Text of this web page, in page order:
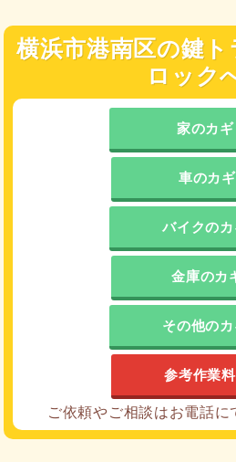
横浜市港南区の鍵
ロック
家のカギ
車のカギ
バイクの
金庫のカ
その他の
参考作業
ご依頼やご相談はお電話に